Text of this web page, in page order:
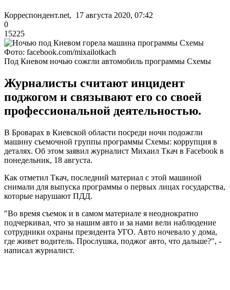
Корреспондент.net, 17 августа 2020, 07:42
0
15225
Фото: facebook.com/mixailotkach
Под Киевом ночью сожгли автомобиль программы Схемы
Журналисты считают инцидент
поджогом и связывают его со своей
профессиональной деятельностью.
В Броварах в Киевской области посреди ночи подожгли
машину съемочной группы программы Схемы: коррупция в
деталях. Об этом заявил журналист Михаил Ткач в Facebook в
понедельник, 18 августа.
Как отметил Ткач, последний материал с этой машиной
снимали для выпуска программы о первых лицах государства,
которые нарушают ПДД.
"Во время съемок и в самом материале я неоднократно
подчеркивал, что за нашим авто и за нами вели наблюдение
сотрудники охраны президента УГО. Авто ночевало у дома,
где живет водитель. Прослушка, поджог авто, что дальше?", -
написал журналист.